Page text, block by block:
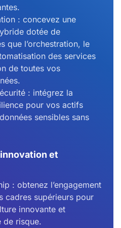
: concevez une
dotée de
que l’orchestration, le
des services
de toutes vos
: intégrez la
pour vos actifs
sensibles sans
et
: obtenez l’engagement
cadres supérieurs pour
innovante et
de risque.